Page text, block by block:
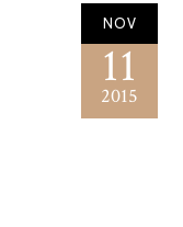
NOV
11
2015